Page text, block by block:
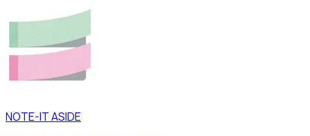
NOTE-IT ASIDE